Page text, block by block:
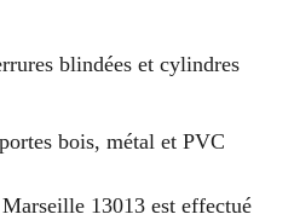
blindées et cylindres
bois, métal et PVC
13013 est effectué